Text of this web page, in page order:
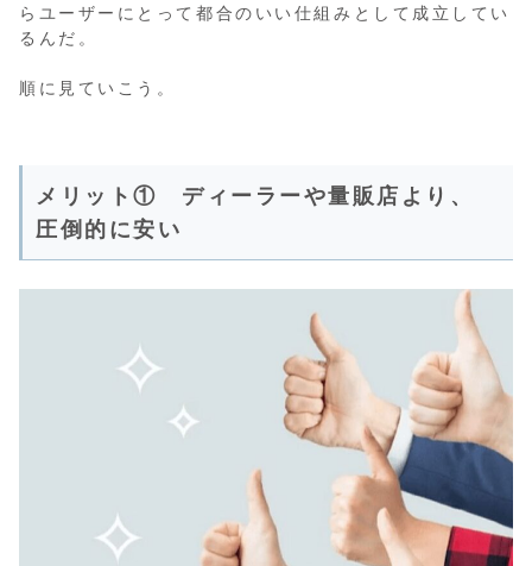
らユーザーにとって都合のいい仕組みとして成立してい
るんだ。
順に見ていこう。
メリット① ディーラーや量販店より、
圧倒的に安い